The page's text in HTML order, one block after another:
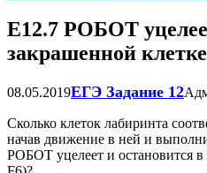
Е12.7 РОБОТ
закрашенной
08.05.2019ЕГЭ Задание 12
Сколько клеток лабиринта
начав движение в ней и
РОБОТ уцелеет и остановится в